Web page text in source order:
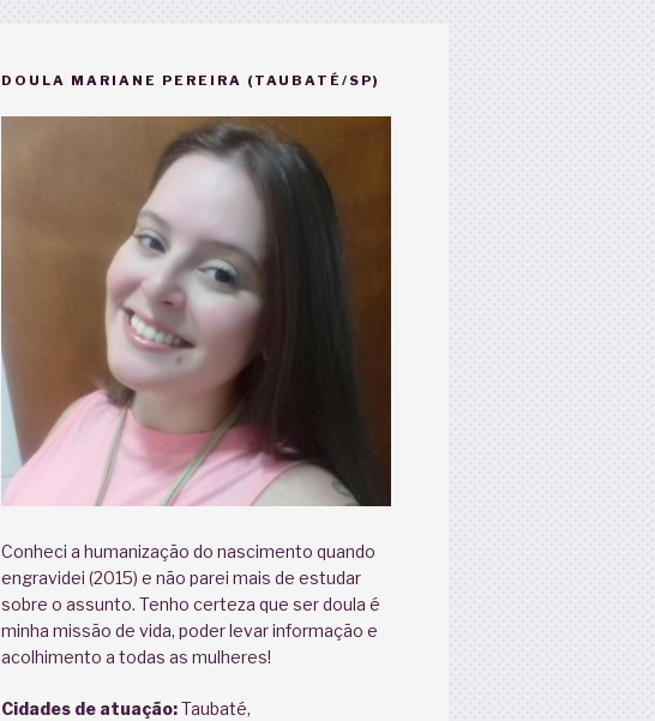
DOULA MARIANE PEREIRA (TAUBATÉ/SP)
Conheci a humanização do nascimento quando
engravidei (2015) e não parei mais de estudar
sobre o assunto. Tenho certeza que ser doula é
minha missão de vida, poder levar informação e
acolhimento a todas as mulheres!
Cidades de atuação:Taubaté,